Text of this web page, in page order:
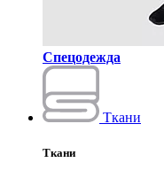
Спецодежда
Ткани
Ткани